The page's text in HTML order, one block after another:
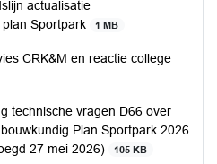
actualisatie
Sportpark
1 MB
CRK&M en reactie college
technische vragen D66 over
Plan Sportpark 2026
27 mei 2026)
105 KB